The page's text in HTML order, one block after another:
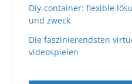
Diy-container: flexible
und zweck
Die faszinierendsten
videospielen